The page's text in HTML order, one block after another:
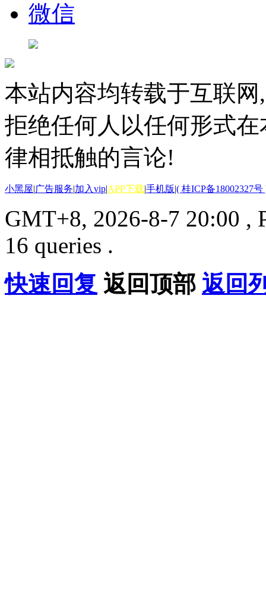
微信
本站内容均转载于互联
拒绝任何人以任何形式
律相抵触的言论!
小黑屋|广告服务|加入vip|APP下载|手机版|( 桂ICP备18002327号
GMT+8, 2026-8-7 20:00 ,
16 queries .
快速回复 返回顶部 返回